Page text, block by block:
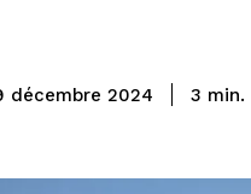
décembre 2024 3 min.